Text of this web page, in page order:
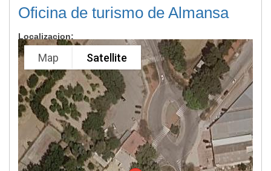
Oficina de turismo de Almansa
Localizacion:
Map Satellite